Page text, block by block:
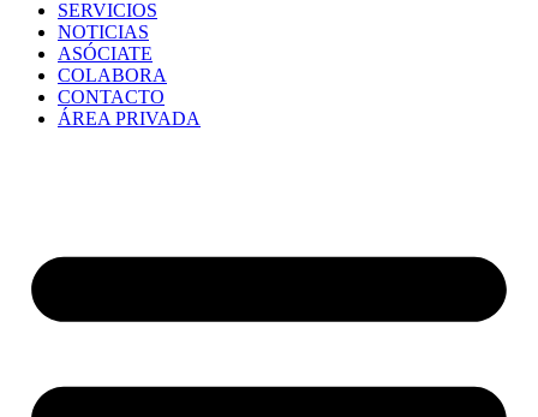
SERVICIOS
NOTICIAS
ASÓCIATE
COLABORA
CONTACTO
ÁREA PRIVADA